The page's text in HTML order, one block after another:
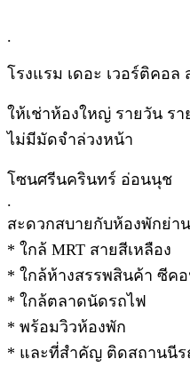
.
โรงแรม เดอะ เวอร์ติคอล
ให้เช่าห้องใหญ่ รายวัน ร
ไม่มีมัดจำล่วงหน้า
โซนศรีนครินทร์ อ่อนนุช
.
สะดวกสบายกับห้องพักย่า
* ใกล้ MRT สายสีเหลือง
* ใกล้ห้างสรรพสินค้า ซีค
* ใกล้ตลาดนัดรถไฟ
* พร้อมวิวห้องพัก
* และที่สำคัญ ติดสถานนีร